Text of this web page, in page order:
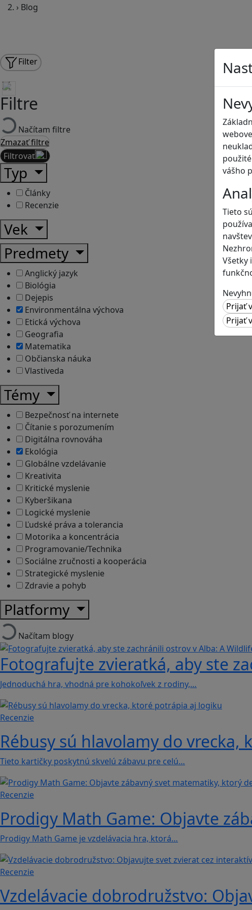
vášho
Tieto
Všetky
› Blog
Filter
Filtre
Načítam filtre
Zmazať filtre
Filtrovať
Typ
Články
Recenzie
Vek
Predmety
Anglický jazyk
Biológia
Dejepis
Environmentálna výchova
Etická výchova
Geografia
Matematika
Občianska náuka
Vlastiveda
Témy
Bezpečnosť na internete
Čítanie s porozumením
Digitálna rovnováha
Ekológia
Globálne vzdelávanie
Kreativita
Kritické myslenie
Kyberšikana
Logické myslenie
Ľudské práva a tolerancia
Motorika a koncentrácia
Programovanie/Technika
Sociálne zručnosti a kooperácia
Strategické myslenie
Zdravie a pohyb
Platformy
Načítam blogy
Fotografujte zvieratká, aby ste
Jednoduchá hra, vhodná pre kohokoľvek z rodiny,…
Recenzie
Rébusy sú hlavolamy do
Tieto kartičky poskytnú skvelú zábavu pre celú…
Recenzie
Prodigy Math Game: Objavte
Prodigy Math Game je vzdelávacia hra, ktorá…
Recenzie
Vzdelávacie dobrodružstvo: